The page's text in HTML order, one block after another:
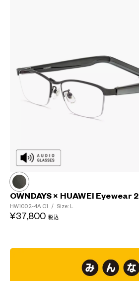
OWNDAYS × HUAWEI Eyewear 2
HW1002-4A C1 / Size: L
¥37,800 税込